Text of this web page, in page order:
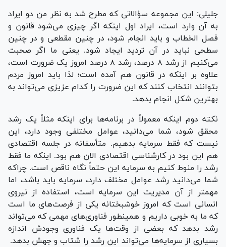
جلیلی: این مجموعه سؤالاتی که مطرح شد به نظر من دو ایراد
به آن وارد است، ایراد اول اینکه اگر چیزی می‌شود قانون و
فصل الخطاب و باید انجام شود، در چنین مقطعی و در چنین
سطحی نباید در آن تردید ایجاد شود. یعنی ما اگر صحبت
می‌کنیم از رشد ۸ درصد، رشد ۸ درصد امروز یک ضرورت است،
علاوه بر اینکه در قانون هم آمده است؛ لذا باید امروز مردم
بتوانند انتخاب کنند که این ضرورت را کدام عزیزی می‌تواند به
بهترین شکل انجام بدهد.
نکته دوم اینکه معمولاً در برنامه‌ها برای اینکه مثلاً یک رشد
محقق شود، شما می‌دانید، عوامل مختلفی وجود دارد، این
نیست که فقط سرمایه بدهیم. متأسفانه در جلسه اقتصادی
هم این بود در کارشناسی اقتصادی الان هم بود. اینکه ما فقط
رشد را منوط کنیم به سرمایه این حتماً نگاه ناقص است. چراکه
شما می‌دانید رشد عوامل مختلف دارد، سرمایه باید باشد، اما
مهمتر از آن مدیریت این سرمایه است، استفاده از نیروی
انسانی است که امروز خوشبختانه یکی از فرصت‌های ما است
که ما به خوبی داریم و همینطور فناوری‌های مهمی که می‌تواند
رشد بدهد که بعضی از وقت‌ها یک فناوری وجودش اندازه
بسیاری از سرمایه‌ها می‌تواند این رشد را شتاب و جهش بدهد.